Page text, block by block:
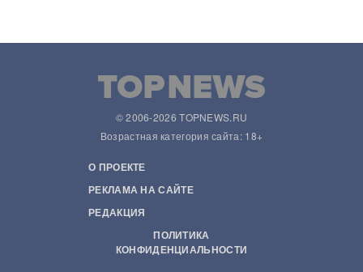
© 2006-2026 TOPNEWS.RU
Возрастная категория сайта: 18+
О ПРОЕКТЕ
РЕКЛАМА НА САЙТЕ
РЕДАКЦИЯ
ПОЛИТИКА
КОНФИДЕНЦИАЛЬНОСТИ